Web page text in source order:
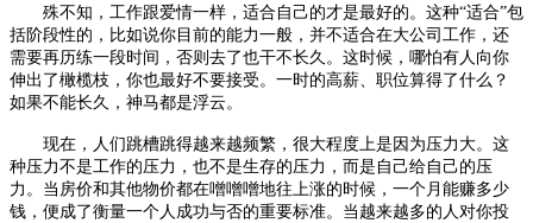
殊不知，工作跟爱情一样，适合自己的才是最好的。这种“适合”包
括阶段性的，比如说你目前的能力一般，并不适合在大公司工作，还
需要再历练一段时间，否则去了也干不长久。这时候，哪怕有人向你
伸出了橄榄枝，你也最好不要接受。一时的高薪、职位算得了什么？
如果不能长久，神马都是浮云。
现在，人们跳槽跳得越来越频繁，很大程度上是因为压力大。这
种压力不是工作的压力，也不是生存的压力，而是自己给自己的压
力。当房价和其他物价都在噌噌噌地往上涨的时候，一个月能赚多少
钱，便成了衡量一个人成功与否的重要标准。当越来越多的人对你投